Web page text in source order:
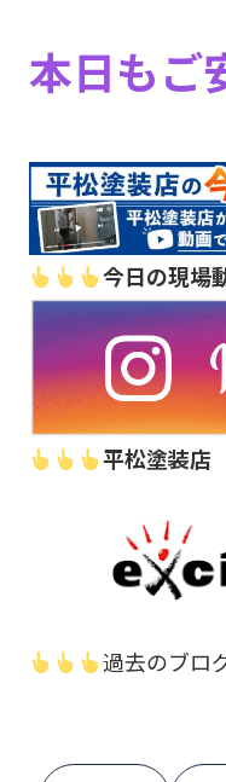
本日もご
今日の現場
平松塗装店
過去のブロ